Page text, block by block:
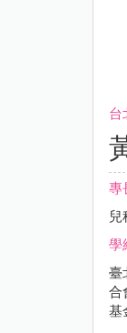
台
專
兒
學
臺
合
基